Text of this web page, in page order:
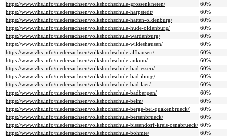
https://www.vhs.info/niedersachsen/volkshochschule-grossenkneten/
60%
https://www.vhs.info/niedersachsen/volkshochschule-harpstedt/
60%
https://www.vhs.info/niedersachsen/volkshochschule-hatten-oldenburg/
60%
https://www.vhs.info/niedersachsen/volkshochschule-hude-oldenburg/
60%
https://www.vhs.info/niedersachsen/volkshochschule-wardenburg/
60%
https://www.vhs.info/niedersachsen/volkshochschule-wildeshausen/
60%
https://www.vhs.info/niedersachsen/volkshochschule-alfhausen/
60%
https://www.vhs.info/niedersachsen/volkshochschule-ankum/
60%
https://www.vhs.info/niedersachsen/volkshochschule-bad-essen/
60%
https://www.vhs.info/niedersachsen/volkshochschule-bad-iburg/
60%
https://www.vhs.info/niedersachsen/volkshochschule-bad-laer/
60%
https://www.vhs.info/niedersachsen/volkshochschule-badbergen/
60%
https://www.vhs.info/niedersachsen/volkshochschule-belm/
60%
https://www.vhs.info/niedersachsen/volkshochschule-berge-bei-quakenbrueck/
60%
https://www.vhs.info/niedersachsen/volkshochschule-bersenbrueck/
60%
https://www.vhs.info/niedersachsen/volkshochschule-bissendorf-kreis-osnabrueck/ 60%
https://www.vhs.info/niedersachsen/volkshochschule-bohmte/
60%